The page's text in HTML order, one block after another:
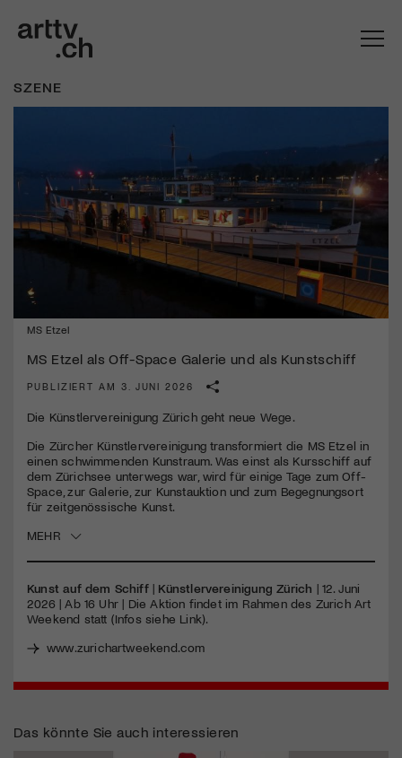
SZENE
MS Etzel
MS Etzel als Off-Space Galerie und als Kunstschiff
PUBLIZIERT AM 3. JUNI 2026
Die Künstlervereinigung Zürich geht neue Wege.
Die Zürcher Künstlervereinigung transformiert die MS Etzel in
einen schwimmenden Kunstraum. Was einst als Kursschiff auf
dem Zürichsee unterwegs war, wird für einige Tage zum Off-
Space, zur Galerie, zur Kunstauktion und zum Begegnungsort
für zeitgenössische Kunst.
MEHR
Kunst auf dem Schiff| Künstlervereinigung Zürich | 12. Juni
2026 | Ab 16 Uhr | Die Aktion findet im Rahmen des Zurich Art
Weekend statt (Infos siehe Link).
www.zurichartweekend.com
Das könnte Sie auch interessieren
Mach mit: «Be Part of the Art»!
Kulturinstitution und unterstütze unsere Arbeit.
Mit deiner Mitgliedschaft erhältst du kostenlosen Zugang zu
diversen Kulturevents.
Jetzt Mitglied werden